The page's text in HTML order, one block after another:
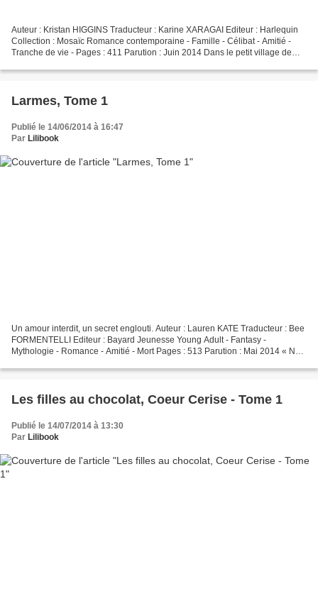
Auteur : Kristan HIGGINS Traducteur : Karine XARAGAI Editeur : Harlequin
Collection : Mosaïc Romance contemporaine - Famille - Célibat - Amitié -
Tranche de vie - Pages : 411 Parution : Juin 2014 Dans le petit village de
Larmes, Tome 1
Publié le 14/06/2014 à 16:47
Par Lilibook
Un amour interdit, un secret englouti. Auteur : Lauren KATE Traducteur : Bee
FORMENTELLI Editeur : Bayard Jeunesse Young Adult - Fantasy -
Mythologie - Romance - Amitié - Mort Pages : 513 Parution : Mai 2014 « Ne
Les filles au chocolat, Coeur Cerise - Tome 1
Publié le 14/07/2014 à 13:30
Par Lilibook